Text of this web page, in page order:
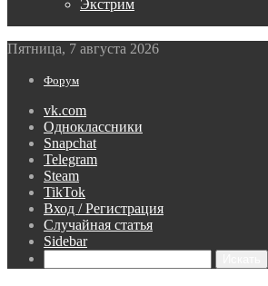
Экстрим
Пятница, 7 августа 2026
Форум
vk.com
Одноклассники
Snapchat
Telegram
Steam
TikTok
Вход / Регистрация
Случайная статья
Sidebar